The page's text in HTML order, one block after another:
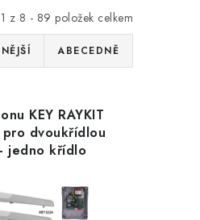
1 z 8 - 89 položek celkem
ABECEDNĚ
KEY RAYKIT
pro dvoukřídlou
jedno křídlo